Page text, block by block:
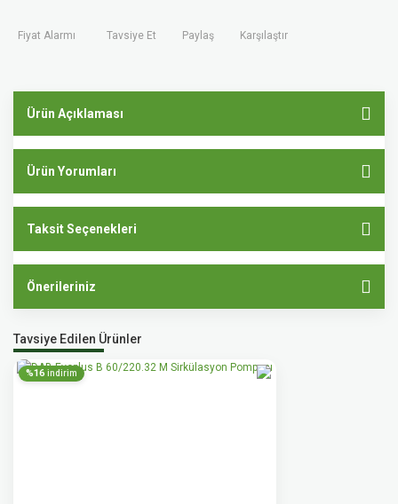
Fiyat Alarmı Tavsiye Et Paylaş Karşılaştır
Ürün Açıklaması
Ürün Yorumları
Taksit Seçenekleri
Önerileriniz
Tavsiye Edilen Ürünler
%16 indirim